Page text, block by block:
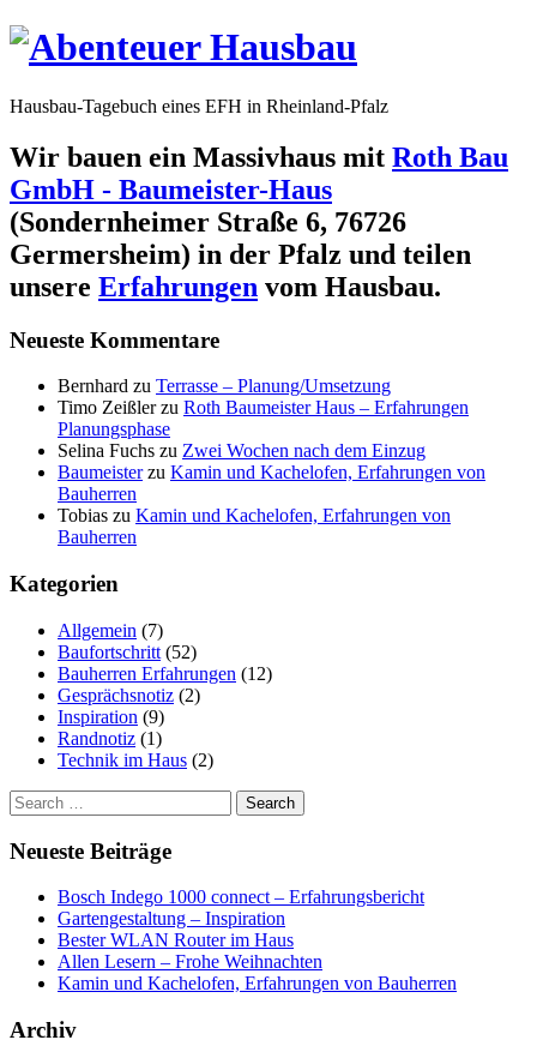
Hausbau-Tagebuch eines EFH in Rheinland-Pfalz
Wir bauen ein Massivhaus mit Roth Bau
GmbH - Baumeister-Haus
(Sondernheimer Straße 6, 76726
Germersheim) in der Pfalz und teilen
unsere Erfahrungen vom Hausbau.
Neueste Kommentare
Bernhard zu Terrasse – Planung/Umsetzung
Timo Zeißlerzu Roth Baumeister Haus – Erfahrungen
Planungsphase
Selina Fuchs zu Zwei Wochen nach dem Einzug
Baumeisterzu Kamin und Kachelofen, Erfahrungen von
Bauherren
Tobias zu Kamin und Kachelofen, Erfahrungen von
Bauherren
Kategorien
Allgemein (7)
Baufortschritt (52)
Bauherren Erfahrungen (12)
Gesprächsnotiz (2)
Inspiration (9)
Randnotiz (1)
Technik im Haus (2)
Search
for:
Neueste Beiträge
Bosch Indego 1000 connect – Erfahrungsbericht
Gartengestaltung – Inspiration
Bester WLAN Router im Haus
Allen Lesern – Frohe Weihnachten
Kamin und Kachelofen, Erfahrungen von Bauherren
Archiv